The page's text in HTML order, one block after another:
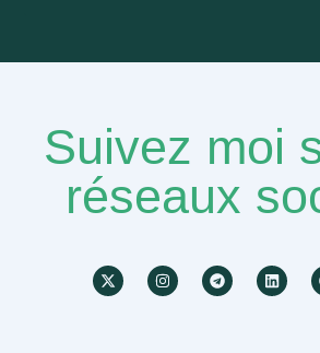
Suivez moi
réseaux